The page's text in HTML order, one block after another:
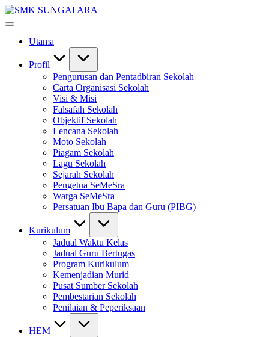
Skip
to
#KetekunanNadiKecemerlangan
#SeMeSradiHati
Utama
Profil
Pengurusan dan Pentadbiran Sekolah
Carta Organisasi Sekolah
Visi & Misi
Falsafah Sekolah
Objektif Sekolah
Lencana Sekolah
Moto Sekolah
Piagam Sekolah
Lagu Sekolah
Sejarah Sekolah
Pengetua SeMeSra
Warga SeMeSra
Persatuan Ibu Bapa dan Guru (PIBG)
Kurikulum
Jadual Waktu Kelas
Jadual Guru Bertugas
Program Kurikulum
Kemenjadian Murid
Pusat Sumber Sekolah
Pembestarian Sekolah
Penilaian & Peperiksaan
HEM